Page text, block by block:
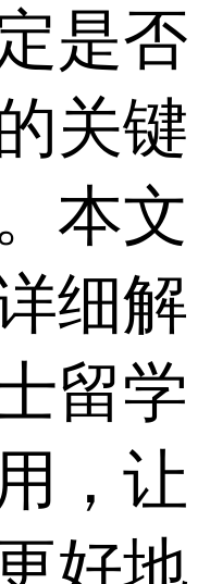
是否
关键
本文
细解
留学
，让
好地